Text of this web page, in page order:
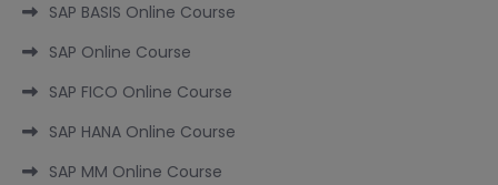
SAP BASIS Online Course
SAP Online Course
SAP FICO Online Course
SAP HANA Online Course
SAP MM Online Course